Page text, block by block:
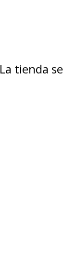
La tienda